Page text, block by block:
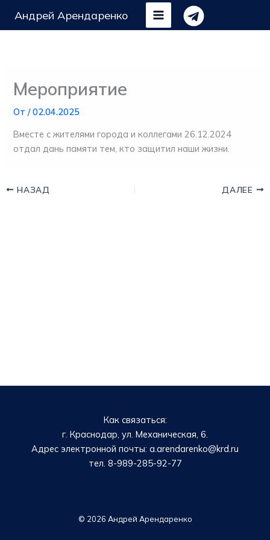
Андрей Арендаренко
Мероприятие
От/02.04.2025
Вместе с жителями города и коллегами 26.12.2024
отдал дань памяти тем, кто защитил наши жизни.
НАЗАД ДАЛЕЕ
Как связаться:
г. Краснодар, ул. Механическая, 6.
Адрес электронной почты: a.arendarenko@krd.ru
тел. 8-989-285-92-77
© 2026 Андрей Арендаренко